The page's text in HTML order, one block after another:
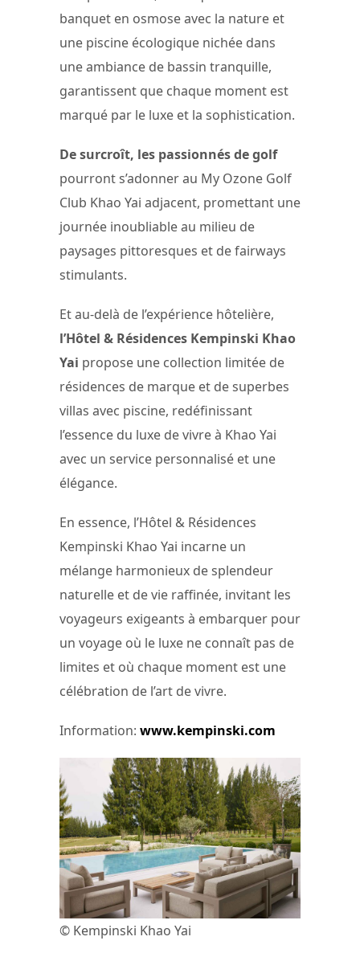
banquet en osmose avec la nature et
une piscine écologique nichée dans
une ambiance de bassin tranquille,
garantissent que chaque moment est
marqué par le luxe et la sophistication.
De surcroît, les passionnés de golf
pourront s’adonner au My Ozone Golf
Club Khao Yai adjacent, promettant une
journée inoubliable au milieu de
paysages pittoresques et de fairways
stimulants.
Et au-delà de l’expérience hôtelière,
l’Hôtel & Résidences Kempinski Khao
Yai propose une collection limitée de
résidences de marque et de superbes
villas avec piscine, redéfinissant
l’essence du luxe de vivre à Khao Yai
avec un service personnalisé et une
élégance.
En essence, l’Hôtel & Résidences
Kempinski Khao Yai incarne un
mélange harmonieux de splendeur
naturelle et de vie raffinée, invitant les
voyageurs exigeants à embarquer pour
un voyage où le luxe ne connaît pas de
limites et où chaque moment est une
célébration de l’art de vivre.
Information: www.kempinski.com
© Kempinski Khao Yai